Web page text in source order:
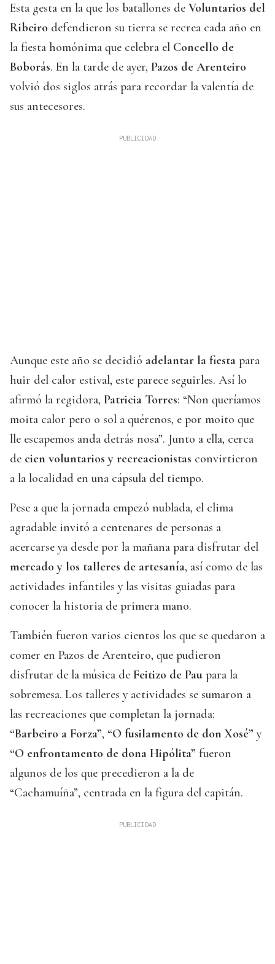
Esta gesta en la que los batallones de Voluntarios del
Ribeiro defendieron su tierra se recrea cada año en
la fiesta homónima que celebra el Concello de
Boborás. En la tarde de ayer, Pazos de Arenteiro
volvió dos siglos atrás para recordar la valentía de
sus antecesores.
Aunque este año se decidió adelantar la fiesta para
huir del calor estival, este parece seguirles. Así lo
afirmó la regidora, Patricia Torres: “Non queríamos
moita calor pero o sol a quérenos, e por moito que
lle escapemos anda detrás nosa”. Junto a ella, cerca
de cien voluntarios y recreacionistas convirtieron
a la localidad en una cápsula del tiempo.
Pese a que la jornada empezó nublada, el clima
agradable invitó a centenares de personas a
acercarse ya desde por la mañana para disfrutar del
mercado y los talleres de artesanía, así como de las
actividades infantiles y las visitas guiadas para
conocer la historia de primera mano.
También fueron varios cientos los que se quedaron a
comer en Pazos de Arenteiro, que pudieron
disfrutar de la música de Feitizo de Pau para la
sobremesa. Los talleres y actividades se sumaron a
las recreaciones que completan la jornada:
“Barbeiro a Forza”, “O fusilamento de don Xosé” y
“O enfrontamento de dona Hipólita” fueron
algunos de los que precedieron a la de
“Cachamuíña”, centrada en la figura del capitán.